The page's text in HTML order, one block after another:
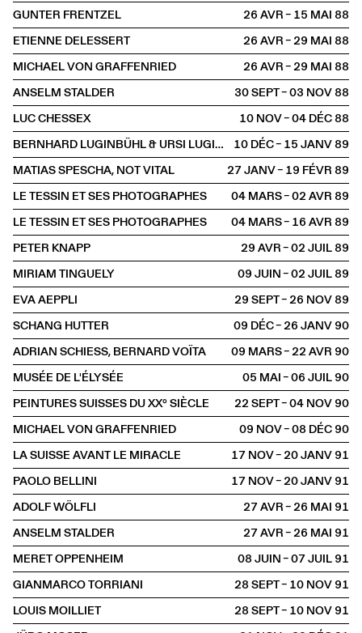
GUNTER FRENTZEL
26 AVR – 15 MAI1988
ETIENNE DELESSERT
26 AVR – 29 MAI1988
MICHAEL VON GRAFFENRIED
26 AVR – 29 MAI1988
ANSELM STALDER
30 SEPT – 03 NOV1988
LUC CHESSEX
10 NOV – 04 DÉC1988
BERNHARD LUGINBÜHL & URSI LUGINBÜHL
10 DÉC – 15 JANV1989
MATIAS SPESCHA, NOT VITAL
27 JANV – 19 FÉVR1989
LE TESSIN ET SES PHOTOGRAPHES
04 MARS – 02 AVR1989
LE TESSIN ET SES PHOTOGRAPHES
04 MARS – 16 AVR1989
PETER KNAPP
29 AVR – 02 JUIL1989
MIRIAM TINGUELY
09 JUIN – 02 JUIL1989
EVA AEPPLI
29 SEPT – 26 NOV1989
SCHANG HUTTER
09 DÉC – 26 JANV1990
ADRIAN SCHIESS, BERNARD VOÏTA
09 MARS – 22 AVR1990
MUSÉE DE L'ÉLYSÉE
05 MAI – 06 JUIL1990
PEINTURES SUISSES DU XX° SIÈCLE
22 SEPT – 04 NOV1990
MICHAEL VON GRAFFENRIED
09 NOV – 08 DÉC1990
LA SUISSE AVANT LE MIRACLE
17 NOV – 20 JANV1991
PAOLO BELLINI
17 NOV – 20 JANV1991
ADOLF WÖLFLI
27 AVR – 26 MAI1991
ANSELM STALDER
27 AVR – 26 MAI1991
MERET OPPENHEIM
08 JUIN – 07 JUIL1991
GIANMARCO TORRIANI
28 SEPT – 10 NOV1991
LOUIS MOILLIET
28 SEPT – 10 NOV1991